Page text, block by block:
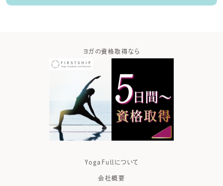
ヨガの資格取得なら
YogaFullについて
会社概要